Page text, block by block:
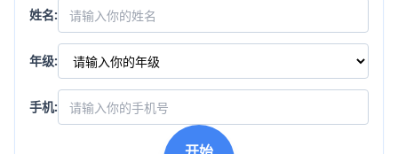
姓名:
年级:
手机: